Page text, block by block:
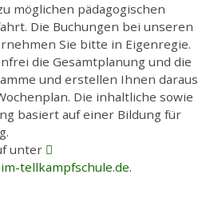
möglichen pädagogischen
Die Buchungen bei unseren
Sie bitte in Eigenregie.
die Gesamtplanung und die
und erstellen Ihnen daraus
Die inhaltliche sowie
basiert auf einer Bildung für
unter
tellkampfschule.de.